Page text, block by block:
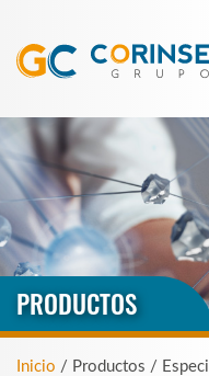
PRODUCTOS
Inicio / Productos /